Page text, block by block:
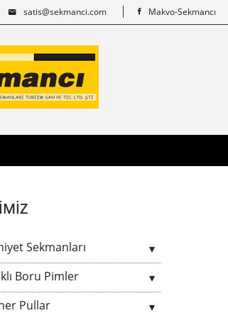
satis@sekmanci.com Makvo-Sekmancı
Sekmanları
Boru Pimler
Pullar